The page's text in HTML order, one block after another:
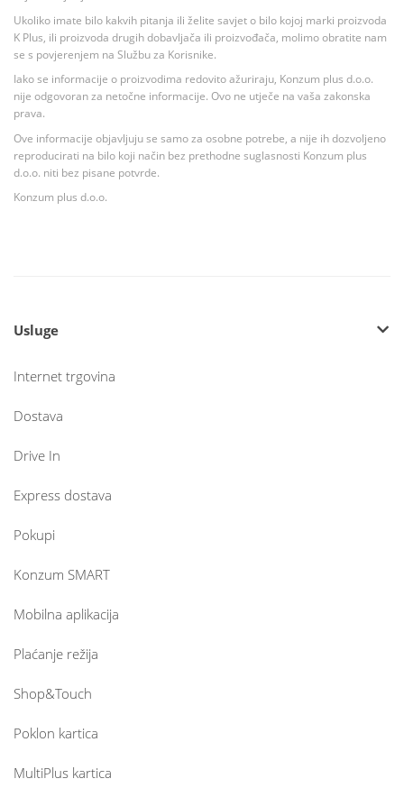
Ukoliko imate bilo kakvih pitanja ili želite savjet o bilo kojoj marki proizvoda
K Plus, ili proizvoda drugih dobavljača ili proizvođača, molimo obratite nam
se s povjerenjem na Službu za Korisnike.
Iako se informacije o proizvodima redovito ažuriraju, Konzum plus d.o.o.
nije odgovoran za netočne informacije. Ovo ne utječe na vaša zakonska
prava.
Ove informacije objavljuju se samo za osobne potrebe, a nije ih dozvoljeno
reproducirati na bilo koji način bez prethodne suglasnosti Konzum plus
d.o.o. niti bez pisane potvrde.
Konzum plus d.o.o.
Usluge
Internet trgovina
Dostava
Drive In
Express dostava
Pokupi
Konzum SMART
Mobilna aplikacija
Plaćanje režija
Shop&Touch
Poklon kartica
MultiPlus kartica